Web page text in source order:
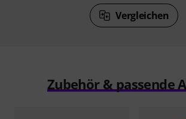
Vergleichen
Zubehör & passende